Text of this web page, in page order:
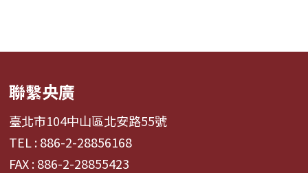
聯繫央廣
臺北市104中山區北安路55號
TEL : 886-2-28856168
FAX : 886-2-28855423